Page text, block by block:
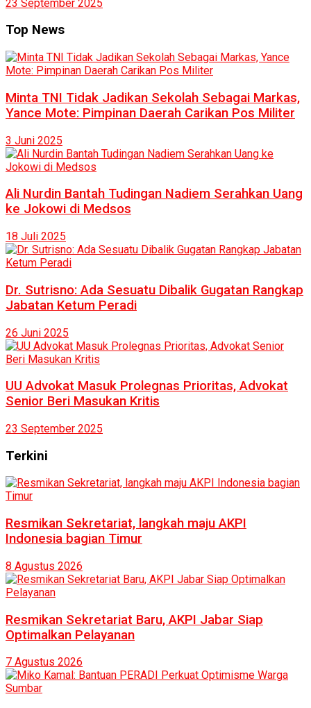
23 September 2025
Top News
Minta TNI Tidak Jadikan Sekolah Sebagai Markas,
Yance Mote: Pimpinan Daerah Carikan Pos Militer
3 Juni 2025
Ali Nurdin Bantah Tudingan Nadiem Serahkan Uang
ke Jokowi di Medsos
18 Juli 2025
Dr. Sutrisno: Ada Sesuatu Dibalik Gugatan Rangkap
Jabatan Ketum Peradi
26 Juni 2025
UU Advokat Masuk Prolegnas Prioritas, Advokat
Senior Beri Masukan Kritis
23 September 2025
Terkini
Resmikan Sekretariat, langkah maju AKPI
Indonesia bagian Timur
8 Agustus 2026
Resmikan Sekretariat Baru, AKPI Jabar Siap
Optimalkan Pelayanan
7 Agustus 2026